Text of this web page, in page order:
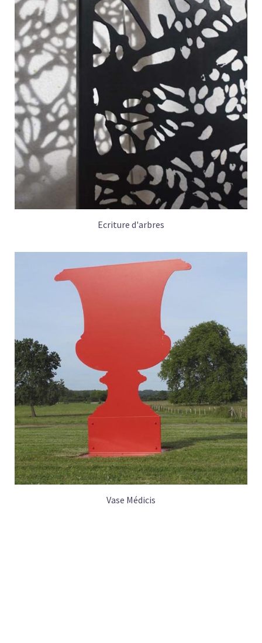
Ecriture d'arbres
Vase Médicis